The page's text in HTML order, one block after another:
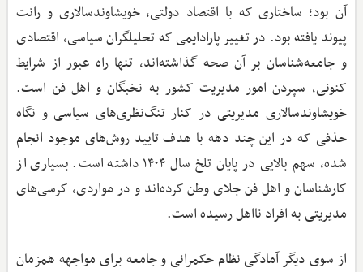
آن بود؛ ساختاری که با اقتصاد دولتی، خویشاوندسالاری و رانت
پیوند یافته بود. در تغییر پارادایمی که تحلیلگران سیاسی، اقتصادی
و جامعه‌شناسان بر آن صحه گذاشته‌اند، تنها راه عبور از شرایط
کنونی، سپردن امور مدیریت کشور به نخبگان و اهل فن است.
خویشاوندسالاری مدیریتی در کنار تنگ‌نظری‌های سیاسی و نگاه
حذفی که در این چند دهه با هدف تایید روش‌های موجود انجام
شده، سهم بالایی در پایان تلخ سال ۱۴۰۴ داشته است. بسیاری از
کارشناسان و اهل فن جلای وطن کرده‌اند و در مواردی، کرسی‌های
مدیریتی به افراد نااهل رسیده است.
از سوی دیگر آمادگی نظام حکمرانی و جامعه برای مواجهه همزمان